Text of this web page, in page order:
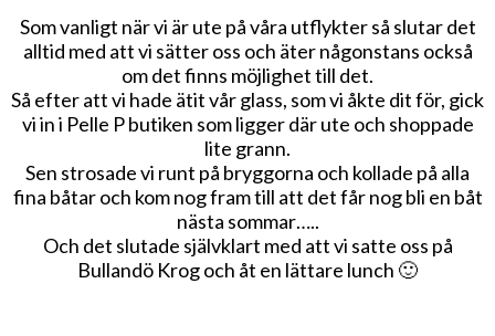
Som vanligt när vi är ute på våra utflykter så slutar det
alltid med att vi sätter oss och äter någonstans också
om det finns möjlighet till det.
Så efter att vi hade ätit vår glass, som vi åkte dit för, gick
vi in i Pelle P butiken som ligger där ute och shoppade
lite grann.
Sen strosade vi runt på bryggorna och kollade på alla
fina båtar och kom nog fram till att det får nog bli en båt
nästa sommar…..
Och det slutade självklart med att vi satte oss på
Bullandö Krog och åt en lättare lunch 🙂